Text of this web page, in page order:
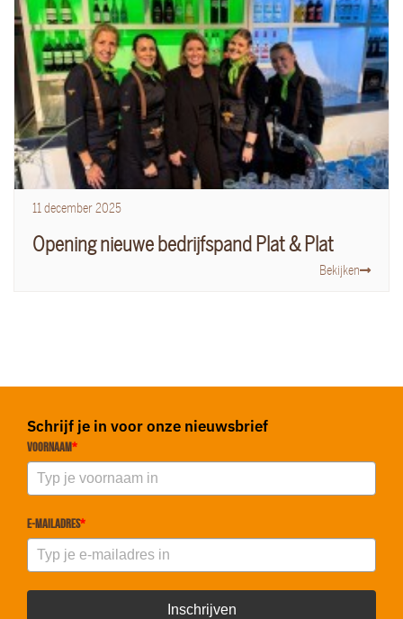
11 december 2025
Opening nieuwe bedrijfspand Plat & Plat
Bekijken
Schrijf je in voor onze nieuwsbrief
Voornaam*
E-mailadres*
Inschrijven